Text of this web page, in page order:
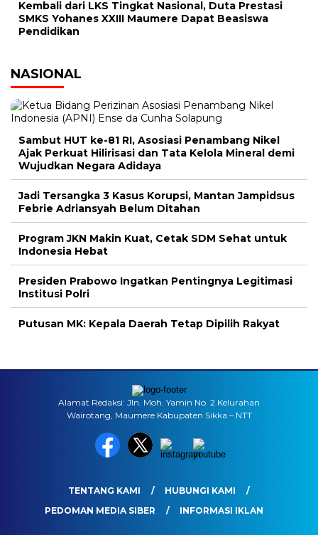
Kembali dari LKS Tingkat Nasional, Duta Prestasi
SMKS Yohanes XXIII Maumere Dapat Beasiswa
Pendidikan
NASIONAL
Sambut HUT ke-81 RI, Asosiasi Penambang Nikel
Ajak Perkuat Hilirisasi dan Tata Kelola Mineral demi
Wujudkan Negara Adidaya
Jadi Tersangka 3 Kasus Korupsi, Mantan Jampidsus
Febrie Adriansyah Belum Ditahan
Program JKN Makin Kuat, Cetak SDM Sehat untuk
Indonesia Hebat
Presiden Prabowo Ingatkan Pentingnya Legitimasi
Institusi Polri
Putusan MK: Kepala Daerah Tetap Dipilih Rakyat
Alamat Redaksi: Jln. Moh. Yamin No. 2 Kelurahan
Wairotang, Maumere Kabupaten Sikka – NTT
TENTANG KAMI
HUBUNGI KAMI
PEDOMAN MEDIA SIBER
INFORMASI IKLAN